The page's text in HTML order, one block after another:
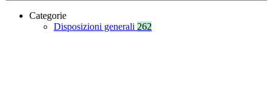
Categorie
Disposizioni generali 262